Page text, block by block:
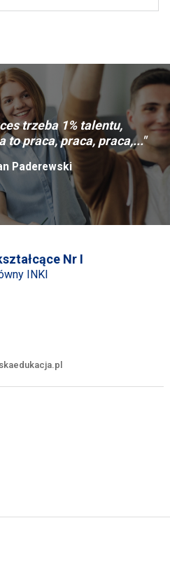
trzeba 1% talentu,
to praca, praca, praca,..."
Paderewski
Nr I
INKI